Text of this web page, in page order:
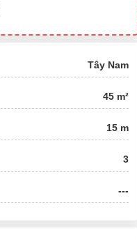
Tây Nam
45 m²
15 m
3
---